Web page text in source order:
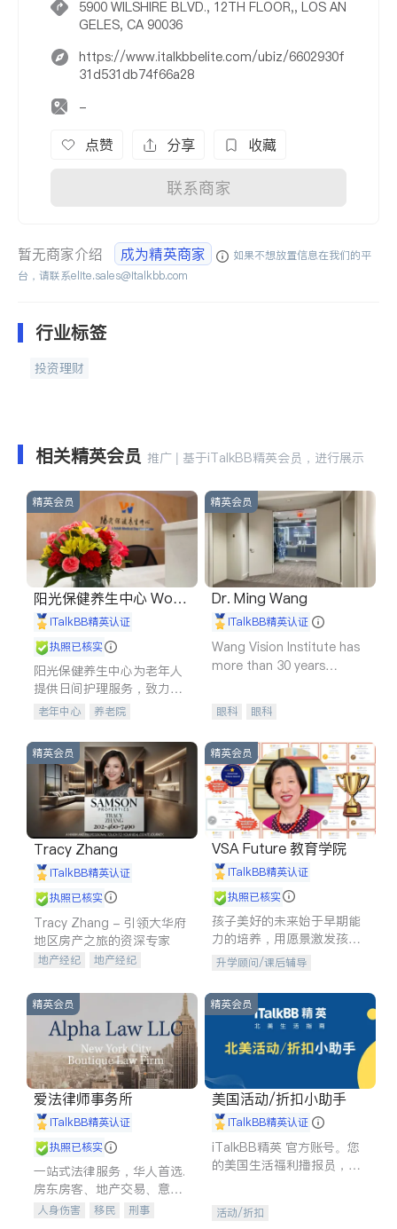
5900 WILSHIRE BLVD., 12TH FLOOR,, LOS AN
GELES, CA 90036
https://www.italkbbelite.com/ubiz/6602930f
31d531db74f66a28
-
点赞 分享 收藏
联系商家
暂无商家介绍 成为精英商家
如果不想放置信息在我们的平
台，请联系elite.sales@italkbb.com
行业标签
投资理财
相关精英会员 推广 | 基于iTalkBB精英会员，进行展示
精英会员
阳光保健养生中心 World
shine
iTalkBB精英认证
执照已核实
阳光保健养生中心为老年人
提供日间护理服务，致力于
通过持续的护理创新来有效
老年中心 养老院
精英会员
Dr. Ming Wang
iTalkBB精英认证
Wang Vision Institute has
more than 30 years
眼科 眼科
精英会员
Tracy Zhang
iTalkBB精英认证
执照已核实
Tracy Zhang - 引领大华府
地区房产之旅的资深专家
地产经纪
地产经纪
商铺租售
精英会员
VSA Future 教育学院
iTalkBB精英认证
执照已核实
孩子美好的未来始于早期能
力的培养，用愿景激发孩子
的学习潜力和动力。理念：
拥有成长型心态是成功的基
石。
升学顾问/课后辅导
精英会员
爱法律师事务所
iTalkBB精英认证
执照已核实
一站式法律服务，华人首选.
房东房客、地产交易、意外
伤害、车祸重伤、商业诉
人身伤害 移民
刑事
精英会员
美国活动/折扣小助手
iTalkBB精英认证
iTalkBB精英 官方账号。您
的美国生活福利播报员，精
专属福利。
活动/折扣